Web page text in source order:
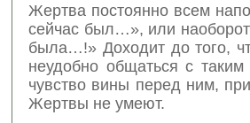
Жертва постоянно всем
сейчас был…», или
была…!» Доходит до того,
неудобно общаться с
чувство вины перед ним,
Жертвы не умеют.